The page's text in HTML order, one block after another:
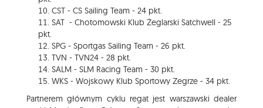
CST - CS Sailing Team - 24 pkt.
SAT - Chotomowski Klub Żeglarski Satchwell - 25
pkt.
SPG - Sportgas Sailing Team - 26 pkt.
TVN - TVN24 - 28 pkt.
SALM - SLM Racing Team - 30 pkt.
WKS - Wojskowy Klub Sportowy Zegrze - 34 pkt.
Partnerem głównym cyklu regat jest warszawski dealer